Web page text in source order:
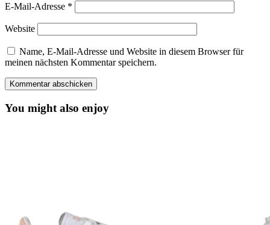
E-Mail-Adresse *
Website
Name, E-Mail-Adresse und Website in diesem Browser für
meinen nächsten Kommentar speichern.
You might also enjoy